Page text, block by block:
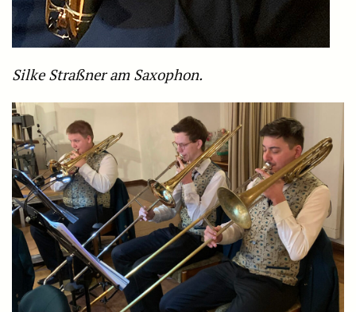
Silke Straßner am Saxophon.